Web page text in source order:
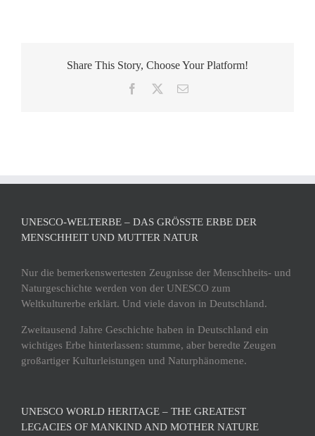
Share This Story, Choose Your Platform!
Facebook
E-
UNESCO-WELTERBE – DAS GRÖSSTE ERBE DER M
ENSCHHEIT UND MUTTER NATUR
Nur die bemerkenswertesten Zeugnisse der Menschheits- und
Naturgeschichte werden von der UNESCO zum
Weltkulturerbe erklärt. Und viele davon in Deutschland.
Zweitausend Jahre Geschichte haben in Deutschland ein
wichtiges Erbe hinterlassen: stumme, aber beredte Zeugen
großartiger Kulturleistungen und Naturphänomene.
UNESCO WORLD HERITAGE – THE GREATEST
LEGACIES OF MANKIND AND MOTHER NATURE